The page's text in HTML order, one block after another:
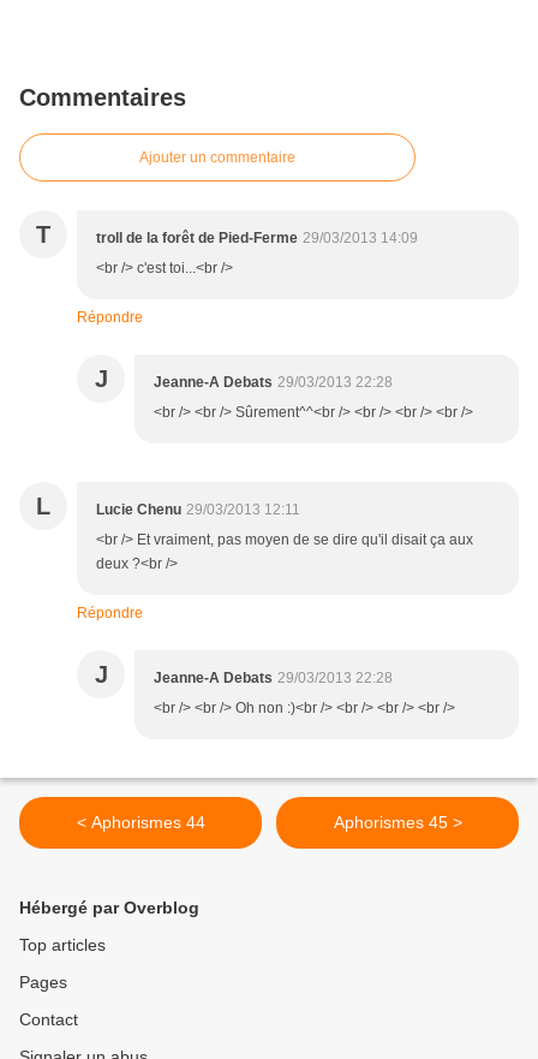
Commentaires
Ajouter un commentaire
T troll de la forêt de Pied-Ferme 29/03/2013 14:09
<br /> c'est toi...<br />
Répondre
J Jeanne-A Debats 29/03/2013 22:28
<br /> <br /> Sûrement^^<br /> <br /> <br /> <br />
L Lucie Chenu 29/03/2013 12:11
<br /> Et vraiment, pas moyen de se dire qu'il disait ça aux
deux ?<br />
Répondre
J Jeanne-A Debats 29/03/2013 22:28
<br /> <br /> Oh non :)<br /> <br /> <br /> <br />
< Aphorismes 44 Aphorismes 45 >
Hébergé par Overblog
Top articles
Pages
Contact